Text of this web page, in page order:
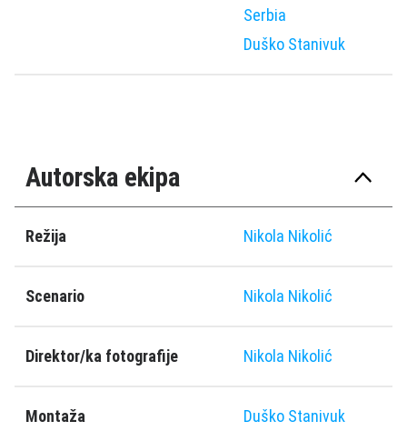
Serbia
Duško Stanivuk
Autorska ekipa
Režija Nikola Nikolić
Scenario Nikola Nikolić
Direktor/ka fotografije Nikola Nikolić
Montaža Duško Stanivuk